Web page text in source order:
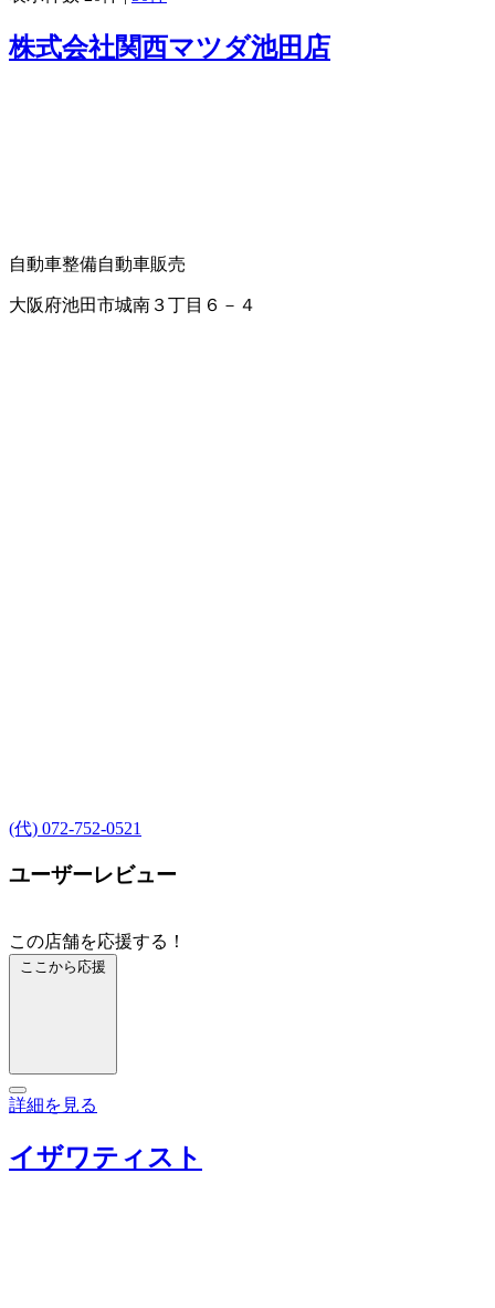
株式会社関西マツダ池田店
自動車整備自動車販売
大阪府池田市城南３丁目６－４
(代) 072-752-0521
ユーザーレビュー
この店舗を応援する！
ここから応援
詳細を見る
イザワティスト